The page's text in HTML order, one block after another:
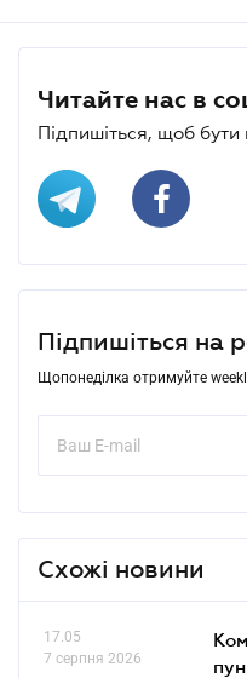
Читайте нас в
Підпишіться, щоб бути
Підпишіться на
Щопонеділка отримуйте
Схожі новини
17.05
7 серпня 2026